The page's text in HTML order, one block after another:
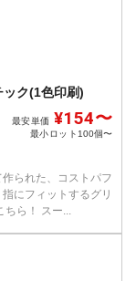
ク(1色印刷)
最安単価 ¥154〜
最小ロット100個〜
られた、コストパフ
にフィットするグリ
ー印刷はこちら！ スー...